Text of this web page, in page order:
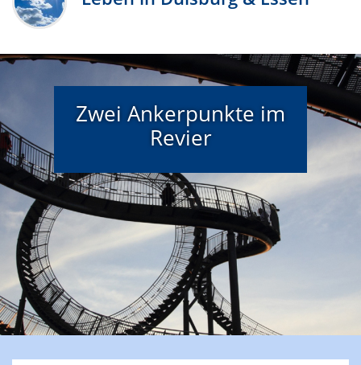
Zwei Ankerpunkte im
Revier